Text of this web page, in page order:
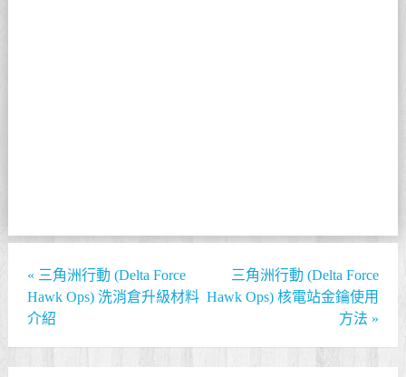
« 三角洲行動 (Delta Force
Hawk Ops) 洗消倉升級材料
介紹
三角洲行動 (Delta Force
Hawk Ops) 核電站金鑰使用
方法 »